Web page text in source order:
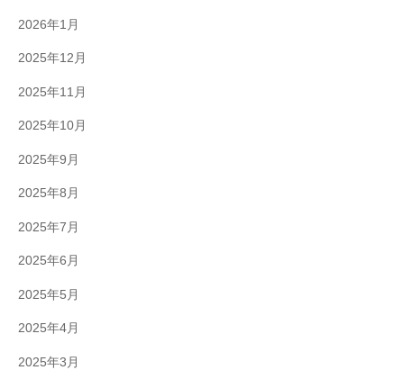
2026年1月
2025年12月
2025年11月
2025年10月
2025年9月
2025年8月
2025年7月
2025年6月
2025年5月
2025年4月
2025年3月